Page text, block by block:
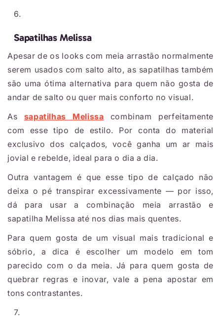
Sapatilhas Melissa
Apesar de os looks com meia arrastão normalmente
serem usados com salto alto, as sapatilhas também
são uma ótima alternativa para quem não gosta de
andar de salto ou quer mais conforto no visual.
As sapatilhas Melissa combinam perfeitamente
com esse tipo de estilo. Por conta do material
exclusivo dos calçados, você ganha um ar mais
jovial e rebelde, ideal para o dia a dia.
Outra vantagem é que esse tipo de calçado não
deixa o pé transpirar excessivamente — por isso,
dá para usar a combinação meia arrastão e
sapatilha Melissa até nos dias mais quentes.
Para quem gosta de um visual mais tradicional e
sóbrio, a dica é escolher um modelo em tom
parecido com o da meia. Já para quem gosta de
quebrar regras e inovar, vale a pena apostar em
tons contrastantes.